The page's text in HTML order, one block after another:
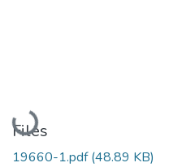
Loading...
Files
19660-1.pdf(48.89 KB)